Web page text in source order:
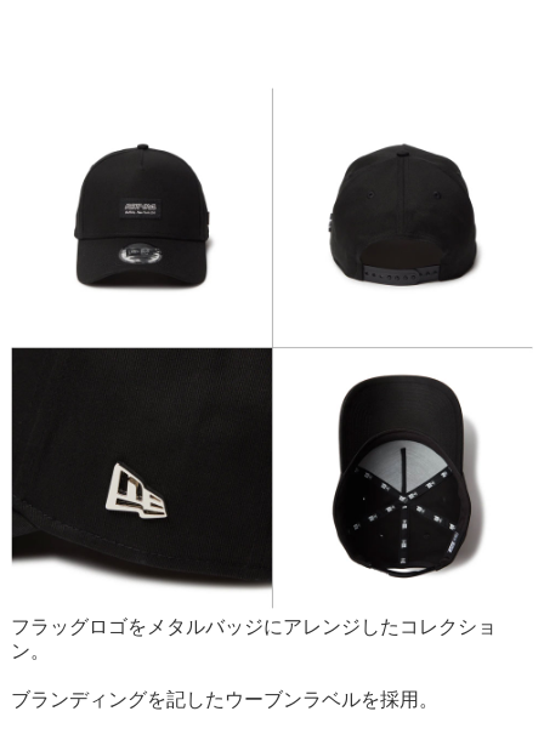
フラッグロゴをメタルバッジにアレンジしたコレクショ
ン。
ブランディングを記したウーブンラベルを採用。